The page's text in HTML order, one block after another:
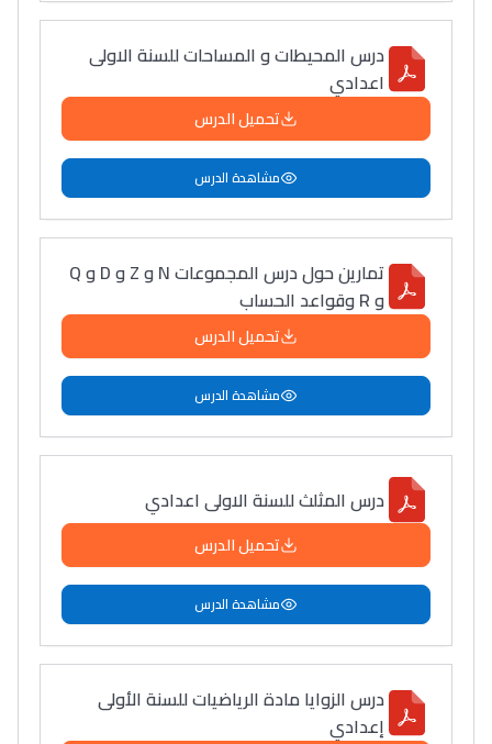
درس المحيطات و المساحات للسنة الاولى
اعدادي
تحميل الدرس
مشاهدة الدرس
ﺗﻤﺎرﻳﻦ حول درس اﻟﻤﺠﻤﻮﻋﺎت N و Z و D و Q
و R وقواعد الحساب
تحميل الدرس
مشاهدة الدرس
درس المثلث للسنة الاولى اعدادي
تحميل الدرس
مشاهدة الدرس
درس الزوايا مادة الرياضيات للسنة الأولى
إعدادي